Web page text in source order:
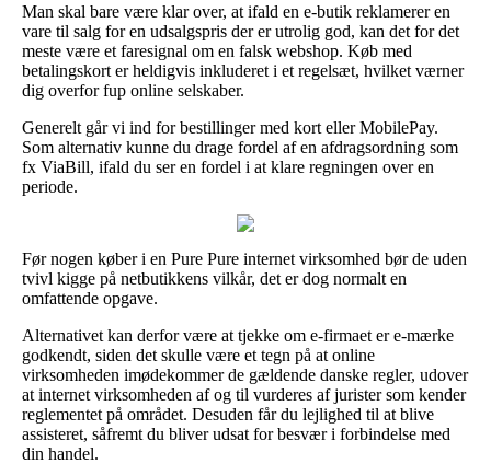
Man skal bare være klar over, at ifald en e-butik reklamerer en
vare til salg for en udsalgspris der er utrolig god, kan det for det
meste være et faresignal om en falsk webshop. Køb med
betalingskort er heldigvis inkluderet i et regelsæt, hvilket værner
dig overfor fup online selskaber.
Generelt går vi ind for bestillinger med kort eller MobilePay.
Som alternativ kunne du drage fordel af en afdragsordning som
fx ViaBill, ifald du ser en fordel i at klare regningen over en
periode.
Før nogen køber i en Pure Pure internet virksomhed bør de uden
tvivl kigge på netbutikkens vilkår, det er dog normalt en
omfattende opgave.
Alternativet kan derfor være at tjekke om e-firmaet er e-mærke
godkendt, siden det skulle være et tegn på at online
virksomheden imødekommer de gældende danske regler, udover
at internet virksomheden af og til vurderes af jurister som kender
reglementet på området. Desuden får du lejlighed til at blive
assisteret, såfremt du bliver udsat for besvær i forbindelse med
din handel.